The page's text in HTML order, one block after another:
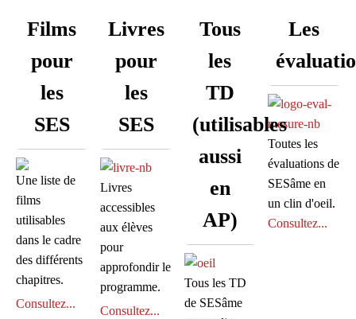
Films
pour
les
SES
Une liste de
films
utilisables
dans le cadre
des différents
chapitres.
Consultez...
Livres
pour
les
SES
Livres
accessibles
aux élèves
pour
approfondir le
programme.
Consultez...
Tous
les
TD
(utilisables
aussi
en
AP)
Tous les TD
de SESâme
Les
Toutes les
évaluations de
SESâme en
un clin d'oeil.
Consultez...